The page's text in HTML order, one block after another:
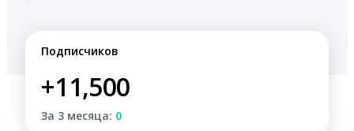
Подписчиков
+11,500
За 3 месяца: 0